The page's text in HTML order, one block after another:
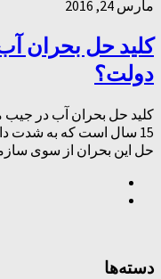
مارس 24, 2016
کلید حل بحران
دولت؟
کلید حل بحران آب در
15 سال است که به شدت
حل این بحران از سوی
دسته‌ها